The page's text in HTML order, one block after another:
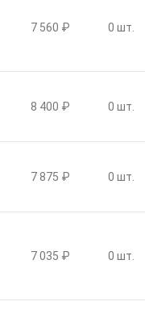
7 560 ₽ 0 шт.
8 400 ₽ 0 шт.
7 875 ₽ 0 шт.
7 035 ₽ 0 шт.